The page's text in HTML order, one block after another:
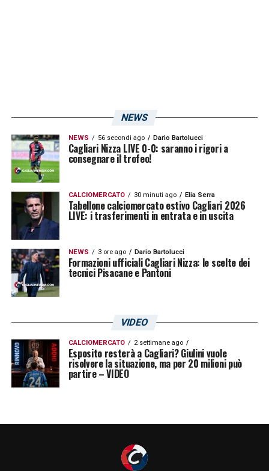
NEWS
NEWS 56 secondi ago Dario Bartolucci
Cagliari Nizza LIVE 0-0: saranno i rigori a
consegnare il trofeo!
CALCIOMERCATO 30 minuti ago Elia Serra
Tabellone calciomercato estivo Cagliari 2026
LIVE: i trasferimenti in entrata e in uscita
NEWS 3 ore ago Dario Bartolucci
Formazioni ufficiali Cagliari Nizza: le scelte dei
tecnici Pisacane e Pantoni
VIDEO
CALCIOMERCATO 2 settimane ago
Esposito resterà a Cagliari? Giulini vuole
risolvere la situazione, ma per 20 milioni può
partire – VIDEO